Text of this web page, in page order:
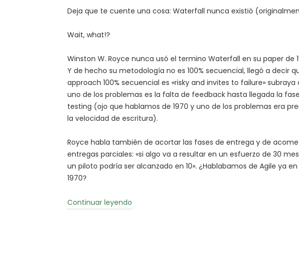
Deja que te cuente una cosa: Waterfall nunca existió
Wait, what!?
Winston W. Royce nunca usó el termino Waterfall en su paper de
Y de hecho su metodología no es 100% secuencial, llegó a decir
approach 100% secuencial es «risky and invites to failure» subraya
uno de los problemas es la falta de feedback hasta llegada la
testing (ojo que hablamos de 1970 y uno de los problemas era
la velocidad de escritura).
Royce habla también de acortar las fases de entrega y de
entregas parciales: «si algo va a resultar en un esfuerzo de 30
un piloto podría ser alcanzado en 10». ¿Hablabamos de Agile ya en
1970?
Continuar leyendo